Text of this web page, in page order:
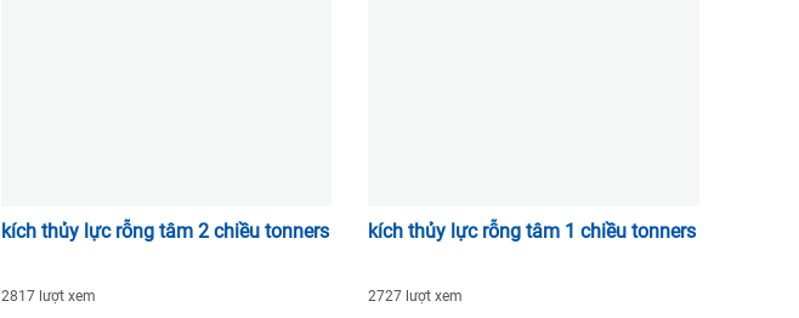
kích thủy lực rỗng tâm 2 chiều tonners
2817 lượt xem
kích thủy lực rỗng tâm 1 chiều tonners
2727 lượt xem